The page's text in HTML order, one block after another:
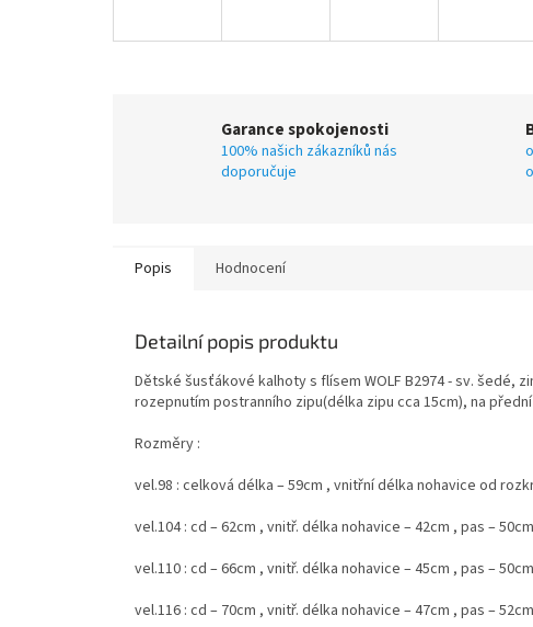
Garance spokojenosti
100% našich zákazníků nás
doporučuje
Popis Hodnocení
Detailní popis produktu
Dětské šusťákové kalhoty s flísem WOLF B2974 - sv. šedé,
rozepnutím postranního zipu(délka zipu cca 15cm), na
Rozměry :
vel.98 : celková délka – 59cm , vnitřní délka nohavice od
vel.104 : cd – 62cm , vnitř. délka nohavice – 42cm , pas –
vel.110 : cd – 66cm , vnitř. délka nohavice – 45cm , pas –
vel.116 : cd – 70cm , vnitř. délka nohavice – 47cm , pas –